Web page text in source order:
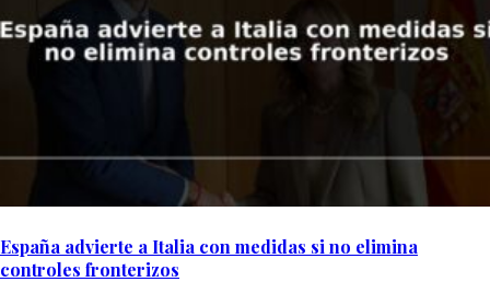
España advierte a Italia con medidas si no elimina
controles fronterizos